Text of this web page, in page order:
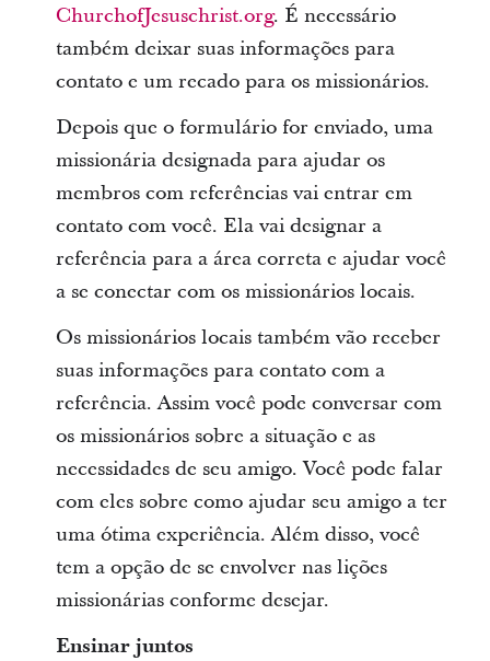
ChurchofJesuschrist.org. É necessário
também deixar suas informações para
contato e um recado para os missionários.
Depois que o formulário for enviado, uma
missionária designada para ajudar os
membros com referências vai entrar em
contato com você. Ela vai designar a
referência para a área correta e ajudar você
a se conectar com os missionários locais.
Os missionários locais também vão receber
suas informações para contato com a
referência. Assim você pode conversar com
os missionários sobre a situação e as
necessidades de seu amigo. Você pode falar
com eles sobre como ajudar seu amigo a ter
uma ótima experiência. Além disso, você
tem a opção de se envolver nas lições
missionárias conforme desejar.
Ensinar juntos